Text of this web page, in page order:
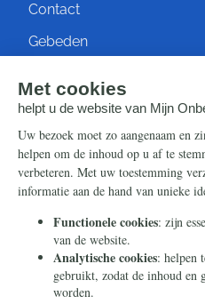
Contact
Gebeden
Steun ons
Nieuwsbrief
Eenmalig
Maandelijks
Periodiek
Nalaten